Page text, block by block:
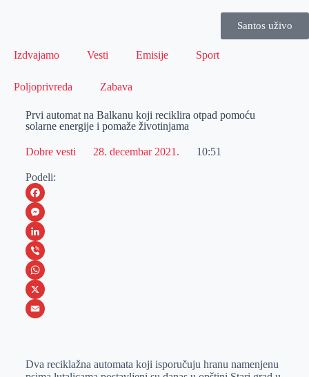
Santos uživo
Izdvajamo Vesti Emisije Sport
Poljoprivreda Zabava
Prvi automat na Balkanu koji reciklira otpad pomoću
solarne energije i pomaže životinjama
Dobre vesti 28. decembar 2021. 10:51
Podeli:
F
a
c
e
b
o
M
e
s
s
e
e
L
i
n
k
I
V
i
b
W
h
s
X
a
Dva reciklažna automata koji isporučuju hranu namenjenu